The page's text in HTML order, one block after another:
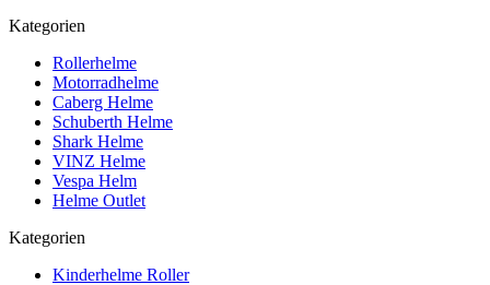
Kategorien
Rollerhelme
Motorradhelme
Caberg Helme
Schuberth Helme
Shark Helme
VINZ Helme
Vespa Helm
Helme Outlet
Kategorien
Kinderhelme Roller